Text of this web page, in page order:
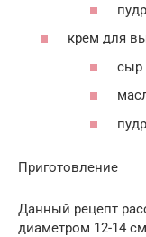
крем для
сыр
Приготовление
Данный рецепт
диаметром 12-14